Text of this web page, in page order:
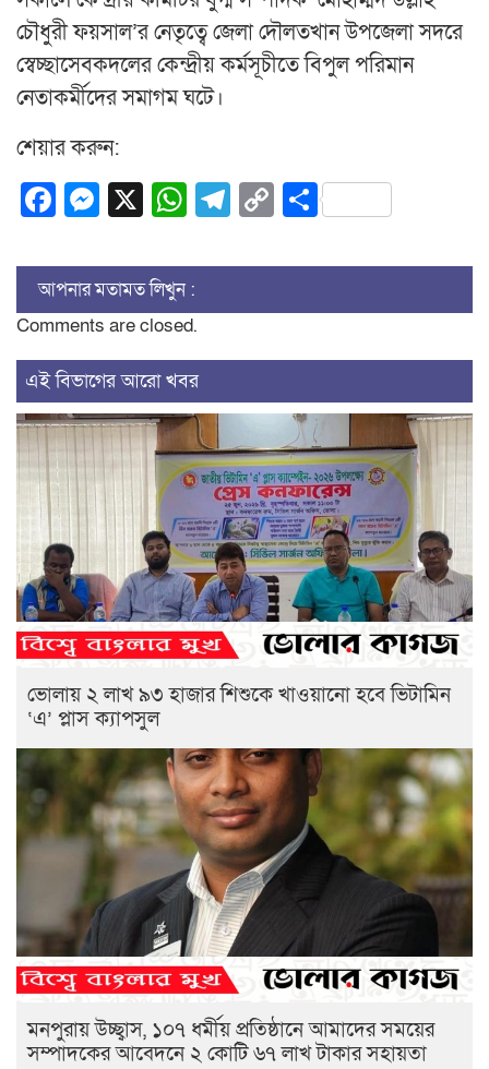
চৌধুরী ফয়সাল’র নেতৃত্বে জেলা দৌলতখান উপজেলা সদরে
স্বেচ্ছাসেবকদলের কেন্দ্রীয় কর্মসূচীতে বিপুল পরিমান
নেতাকর্মীদের সমাগম ঘটে।
শেয়ার করুন:
Facebook
Messenger
X WhatsApp
Telegram
CopyShare
আপনার মতামত লিখুন :
Comments are closed.
এই বিভাগের আরো খবর
ভোলায় ২ লাখ ৯৩ হাজার শিশুকে খাওয়ানো হবে ভিটামিন
‘এ’ প্লাস ক্যাপসুল
মনপুরায় উচ্ছ্বাস, ১০৭ ধর্মীয় প্রতিষ্ঠানে আমাদের সময়ের
সম্পাদকের আবেদনে ২ কোটি ৬৭ লাখ টাকার সহায়তা